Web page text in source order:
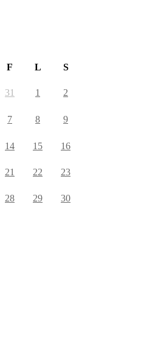
F L S
31 1 2
7 8 9
14 15 16
21 22 23
28 29 30